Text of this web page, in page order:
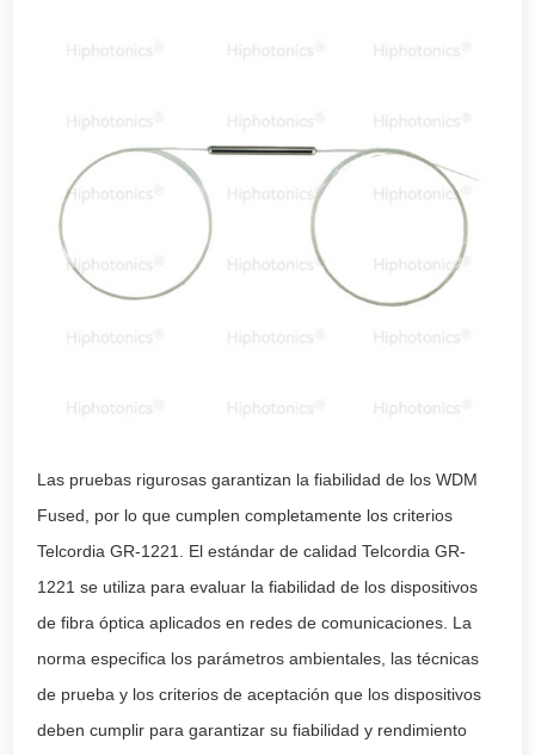
Las pruebas rigurosas garantizan la fiabilidad de los WDM
Fused, por lo que cumplen completamente los criterios
Telcordia GR-1221. El estándar de calidad Telcordia GR-
1221 se utiliza para evaluar la fiabilidad de los dispositivos
de fibra óptica aplicados en redes de comunicaciones. La
norma especifica los parámetros ambientales, las técnicas
de prueba y los criterios de aceptación que los dispositivos
deben cumplir para garantizar su fiabilidad y rendimiento